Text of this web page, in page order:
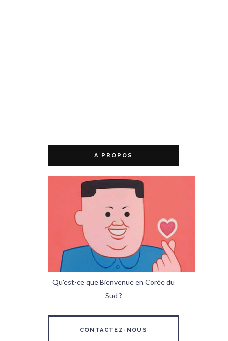
A PROPOS
Qu'est-ce que Bienvenue en Corée du
Sud ?
CONTACTEZ-NOUS